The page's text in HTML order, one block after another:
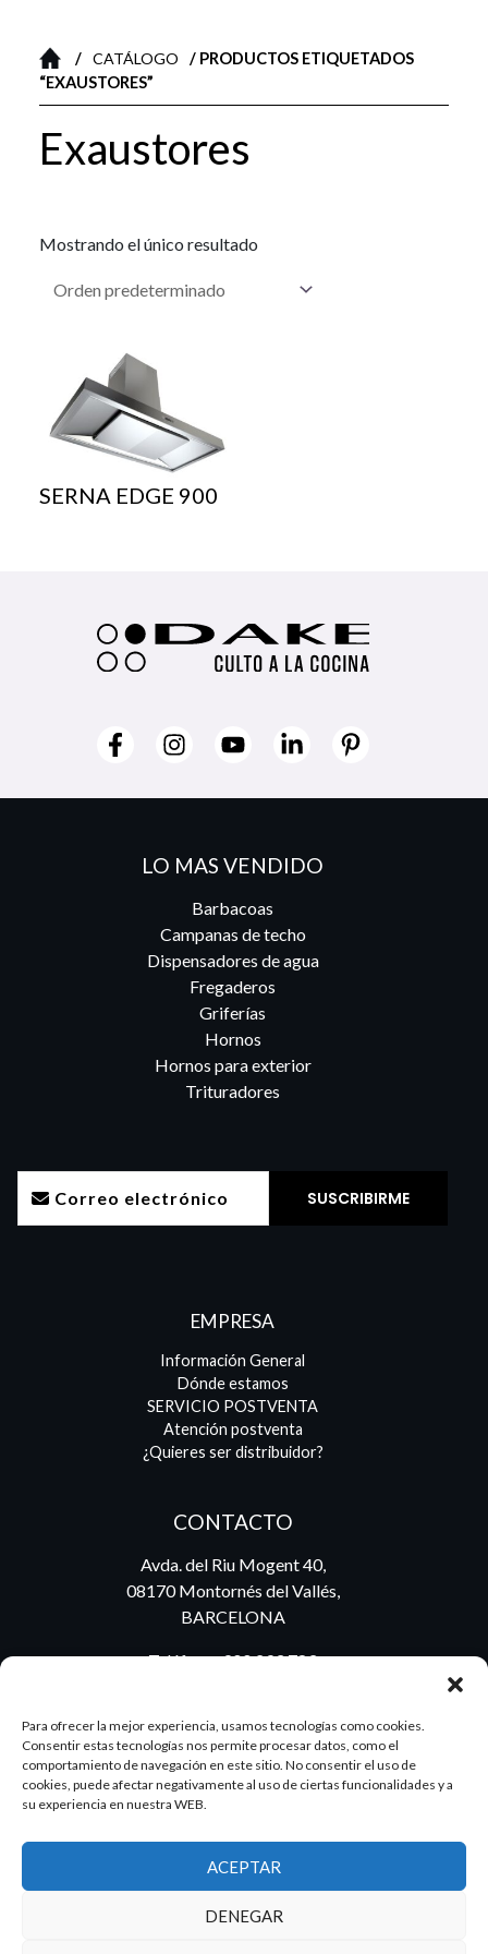
Para ofrecer la mejor experiencia, usamos tecnologías como cookies.
Consentir estas tecnologías nos permite procesar datos, como el
comportamiento de navegación en este sitio. No consentir el uso de
cookies, puede afectar negativamente al uso de ciertas funcionalidades y a
su experiencia en nuestra WEB.
ACEPTAR
DENEGAR
e
p
o
d
u
c
/ CATÁLOGO
/ PRODUCTOS ETIQUETADOS
“EXAUSTORES”
Exaustores
Mostrando el único resultado
SERNA EDGE 900
LO MAS VENDIDO
Barbacoas
Campanas de techo
Dispensadores de agua
Fregaderos
Griferías
Hornos
Hornos para exterior
Trituradores
EMPRESA
Información General
Dónde estamos
SERVICIO POSTVENTA
Atención postventa
¿Quieres ser distribuidor?
CONTACTO
Avda. del Riu Mogent 40,
08170 Montornés del Vallés,
BARCELONA
Teléfono:900 293 783
BLOG
ES PT